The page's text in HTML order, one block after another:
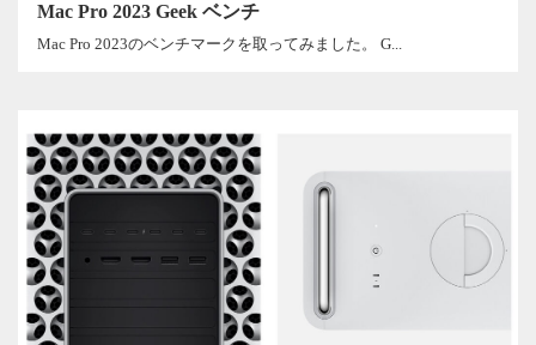
Mac Pro 2023 Geek ベンチ
Mac Pro 2023のベンチマークを取ってみました。 G...